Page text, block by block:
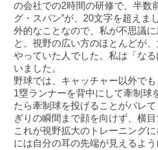
の会社での2時間の研修で、半数
グ・スパン”が、20文字を超えま
外的なことなので、私が不思議
と、視野の広い方のほとんどが
やっていた人でした。私は「な
いました。
野球では、キャッチャー以外で
1塁ランナーを背中にして牽制球
たら牽制球を投げることがバレ
ぎりの瞬間まで顔を向けず、横目
これが視野拡大のトレーニング
には自分の耳の先端が見えるよ